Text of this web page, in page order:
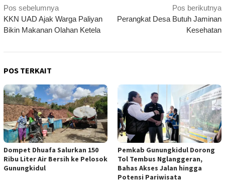
Navigasi
pos
Pos sebelumnya
KKN UAD Ajak Warga Paliyan
Bikin Makanan Olahan Ketela
Pos berikutnya
Perangkat Desa Butuh Jaminan
Kesehatan
POS TERKAIT
Dompet Dhuafa Salurkan 150
Ribu Liter Air Bersih ke Pelosok
Gunungkidul
Pemkab Gunungkidul Dorong
Tol Tembus Nglanggeran,
Bahas Akses Jalan hingga
Potensi Pariwisata